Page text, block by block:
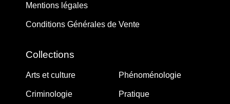
Mentions légales
Conditions Générales de Vente
Collections
Arts et culture
Criminologie
Phénoménologie
Pratique